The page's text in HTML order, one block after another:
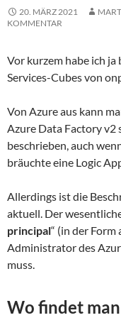
20. MÄRZ 2021
KOMMENTAR
Vor kurzem habe ich ja
Services-Cubes von
Von Azure aus kann
Azure Data Factory v2
beschrieben, auch
bräuchte eine Logic
Allerdings ist die
aktuell. Der
principal“ (in der
Administrator des
muss.
Wo findet